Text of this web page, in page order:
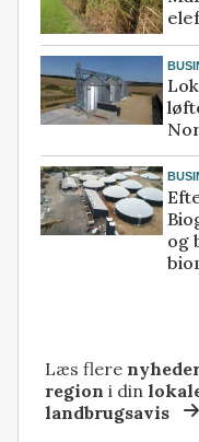
og
Læs flere
region i din
landbrugsavis